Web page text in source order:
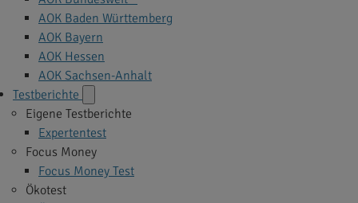
AOK Baden Württemberg
AOK Bayern
AOK Hessen
AOK Sachsen-Anhalt
Testberichte
Eigene Testberichte
Expertentest
Focus Money
Focus Money Test
Ökotest